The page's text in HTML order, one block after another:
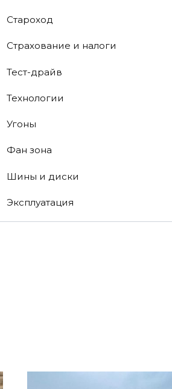
Староход
Страхование и налоги
Тест-драйв
Технологии
Угоны
Фан зона
Шины и диски
Эксплуатация